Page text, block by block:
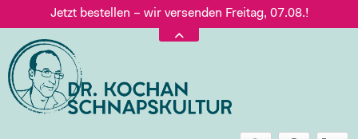
Jetzt bestellen – wir versenden Freitag, 07.08.!
Versand nur 5,60 €, gratis ab 95 € Warenwert
Jetzt bestellen – wir versenden Freitag, 07.08.!